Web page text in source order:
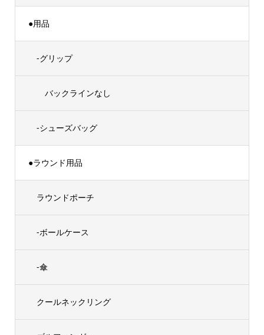
●用品
-グリップ
バックラインなし
-シューズバッグ
●ラウンド用品
ラウンドポーチ
-ボールケース
-傘
クールネックリング